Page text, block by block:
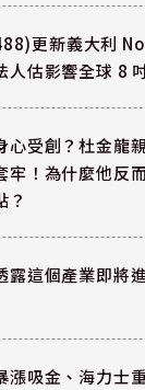
更新義大利
人估影響全球 8
心受創？杜金龍
牢！為什麼他反
？
露這個產業即將
漲吸金、海力士